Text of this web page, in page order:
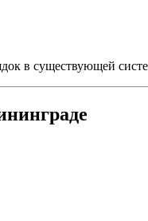
в существующей